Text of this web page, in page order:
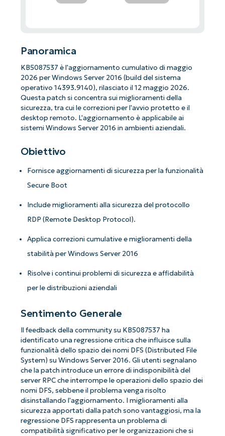
Panoramica
KB5087537 è l'aggiornamento cumulativo di maggio
2026 per Windows Server 2016 (build del sistema
operativo 14393.9140), rilasciato il 12 maggio 2026.
Questa patch si concentra sui miglioramenti della
sicurezza, tra cui le correzioni per l'avvio protetto e il
desktop remoto. L'aggiornamento è applicabile ai
sistemi Windows Server 2016 in ambienti aziendali.
Obiettivo
Fornisce aggiornamenti di sicurezza per la funzionalità
Secure Boot
Include miglioramenti alla sicurezza del protocollo
RDP (Remote Desktop Protocol).
Applica correzioni cumulative e miglioramenti della
stabilità per Windows Server 2016
Risolve i continui problemi di sicurezza e affidabilità
per le distribuzioni aziendali
Sentimento Generale
Il feedback della community su KB5087537 ha
identificato una regressione critica che influisce sulla
funzionalità dello spazio dei nomi DFS (Distributed File
System) su Windows Server 2016. Gli utenti segnalano
che la patch introduce un errore di indisponibilità del
server RPC che interrompe le operazioni dello spazio dei
nomi DFS, sebbene il problema venga risolto
disinstallando l'aggiornamento. I miglioramenti alla
sicurezza apportati dalla patch sono vantaggiosi, ma la
regressione DFS rappresenta un problema di
compatibilità significativo per le organizzazioni che si